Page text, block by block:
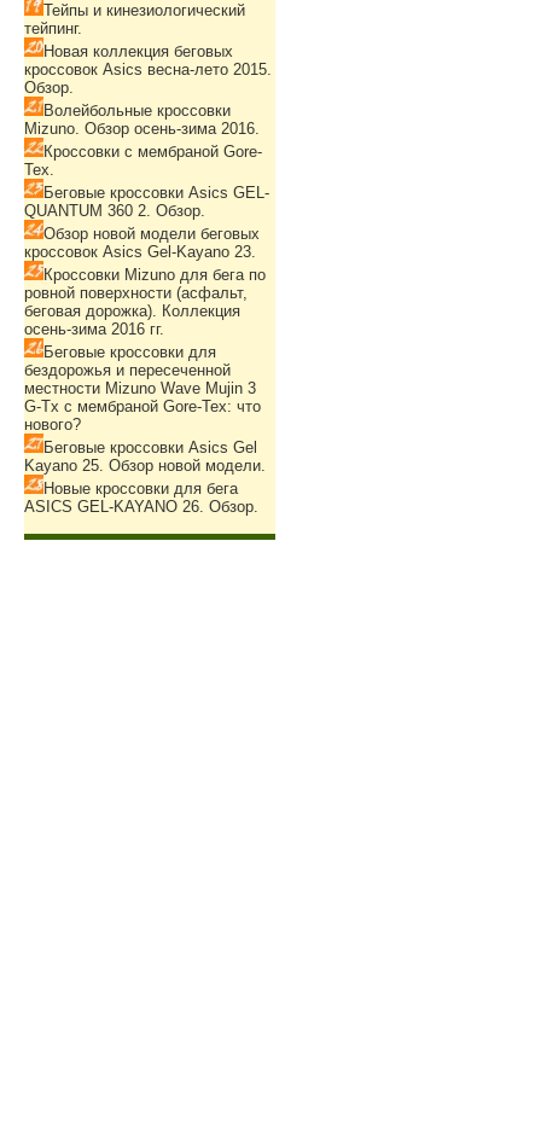
Тейпы и кинезиологический
тейпинг.
Новая коллекция беговых
кроссовок Asics весна-лето 2015.
Обзор.
Волейбольные кроссовки
Mizuno. Обзор осень-зима 2016.
Кроссовки с мембраной Gore-
Tex.
Беговые кроссовки Asics GEL-
QUANTUM 360 2. Обзор.
Обзор новой модели беговых
кроссовок Asics Gel-Kayano 23.
Кроссовки Mizuno для бега по
ровной поверхности (асфальт,
беговая дорожка). Коллекция
осень-зима 2016 гг.
Беговые кроссовки для
бездорожья и пересеченной
местности Mizuno Wave Mujin 3
G-Tx с мембраной Gore-Tex: что
нового?
Беговые кроссовки Asics Gel
Kayano 25. Обзор новой модели.
Новые кроссовки для бега
ASICS GEL-KAYANO 26. Обзор.